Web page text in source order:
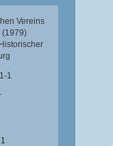
Vereins
(1979)
Historischer
1